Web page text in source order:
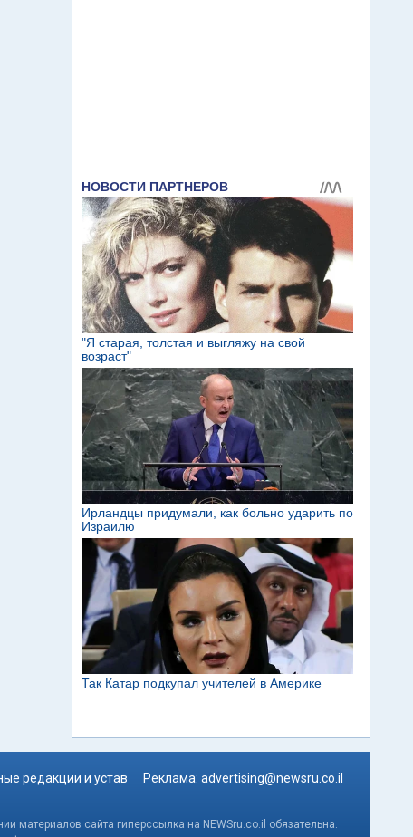
редакции и устав Реклама: advertising@newsru.co.il
материалов сайта гиперссылка на NEWSru.co.il обязательна.